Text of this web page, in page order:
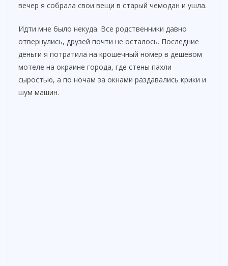
вечер я собрала свои вещи в старый чемодан и ушла.
Идти мне было некуда. Все родственники давно
отвернулись, друзей почти не осталось. Последние
деньги я потратила на крошечный номер в дешевом
мотеле на окраине города, где стены пахли
сыростью, а по ночам за окнами раздавались крики и
шум машин.